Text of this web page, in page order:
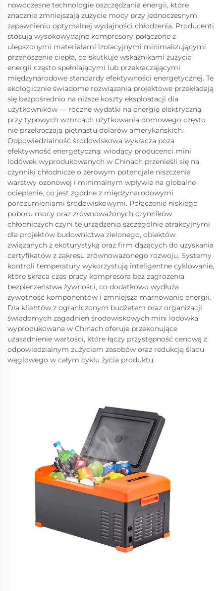
nowoczesne technologie oszczędzania energii, które
znacznie zmniejszają zużycie mocy przy jednoczesnym
zapewnieniu optymalnej wydajności chłodzenia. Producenti
stosują wysokowydajne kompresory połączone z
ulepszonymi materiałami izolacyjnymi minimalizującymi
przenoszenie ciepła, co skutkuje wskaźnikami zużycia
energii często spełniającymi lub przekraczającymi
międzynarodowe standardy efektywności energetycznej. Te
ekologicznie świadome rozwiązania projektowe przekładają
się bezpośrednio na niższe koszty eksploatacji dla
użytkowników — roczne wydatki na energię elektryczną
przy typowych wzorcach użytkowania domowego często
nie przekraczają piętnastu dolarów amerykańskich.
Odpowiedzialność środowiskowa wykracza poza
efektywność energetyczną: wiodący producenci mini
lodówek wyprodukowanych w Chinach przenieśli się na
czynniki chłodnicze o zerowym potencjale niszczenia
warstwy ozonowej i minimalnym wpływie na globalne
ocieplenie, co jest zgodne z międzynarodowymi
porozumieniami środowiskowymi. Połączenie niskiego
poboru mocy oraz zrównoważonych czynników
chłodniczych czyni te urządzenia szczególnie atrakcyjnymi
dla projektów budownictwa zielonego, obiektów
związanych z ekoturystyką oraz firm dążących do uzyskania
certyfikatów z zakresu zrównoważonego rozwoju. Systemy
kontroli temperatury wykorzystują inteligentne cyklowanie,
które skraca czas pracy kompresora bez zagrożenia
bezpieczeństwa żywności, co dodatkowo wydłuża
żywotność komponentów i zmniejsza marnowanie energii.
Dla klientów z ograniczonym budżetem oraz organizacji
świadomych zagadnień środowiskowych mini lodówka
wyprodukowana w Chinach oferuje przekonujące
uzasadnienie wartości, które łączy przystępność cenową z
odpowiedzialnym zużyciem zasobów oraz redukcją śladu
węglowego w całym cyklu życia produktu.